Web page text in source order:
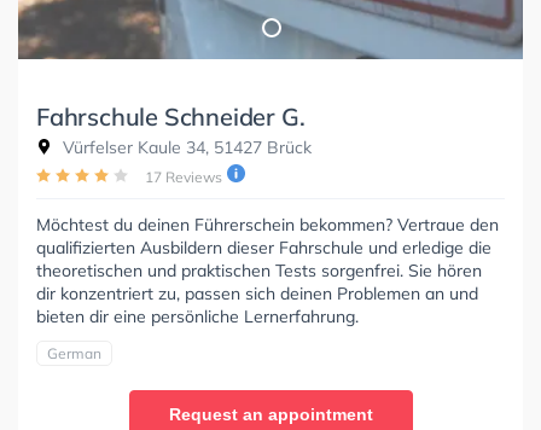
Fahrschule Schneider G.
Vürfelser Kaule 34, 51427 Brück
17 Reviews
Möchtest du deinen Führerschein bekommen? Vertraue den
qualifizierten Ausbildern dieser Fahrschule und erledige die
theoretischen und praktischen Tests sorgenfrei. Sie hören
dir konzentriert zu, passen sich deinen Problemen an und
bieten dir eine persönliche Lernerfahrung.
German
Request an appointment